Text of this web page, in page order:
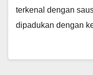
terkenal dengan
dipadukan dengan